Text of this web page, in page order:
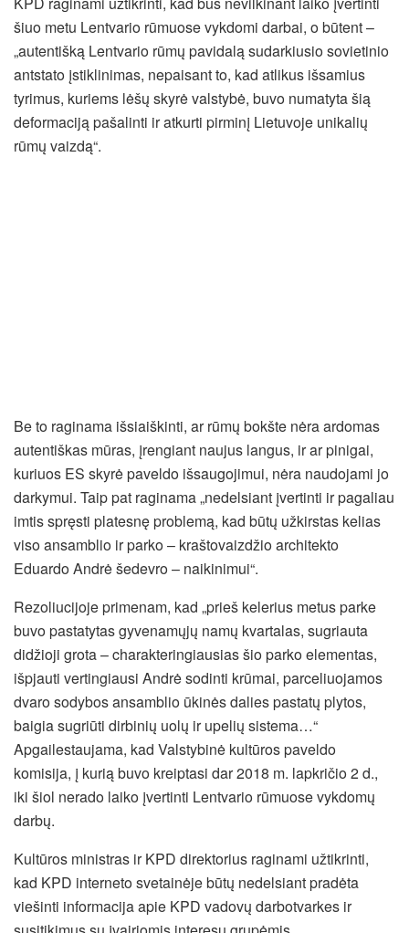
šiuo metu Lentvario rūmuose vykdomi darbai, o būtent –
„autentišką Lentvario rūmų pavidalą sudarkiusio sovietinio
antstato įstiklinimas, nepaisant to, kad atlikus išsamius
tyrimus, kuriems lėšų skyrė valstybė, buvo numatyta šią
deformaciją pašalinti ir atkurti pirminį Lietuvoje unikalių
rūmų vaizdą“.
Be to raginama išsiaiškinti, ar rūmų bokšte nėra ardomas
autentiškas mūras, įrengiant naujus langus, ir ar pinigai,
kuriuos ES skyrė paveldo išsaugojimui, nėra naudojami jo
darkymui. Taip pat raginama „nedelsiant įvertinti ir pagaliau
imtis spręsti platesnę problemą, kad būtų užkirstas kelias
viso ansamblio ir parko – kraštovaizdžio architekto
Eduardo Andrė šedevro – naikinimui“.
Rezoliucijoje primenam, kad „prieš kelerius metus parke
buvo pastatytas gyvenamųjų namų kvartalas, sugriauta
didžioji grota – charakteringiausias šio parko elementas,
išpjauti vertingiausi Andrė sodinti krūmai, parceliuojamos
dvaro sodybos ansamblio ūkinės dalies pastatų plytos,
baigia sugriūti dirbinių uolų ir upelių sistema…“
Apgailestaujama, kad Valstybinė kultūros paveldo
komisija, į kurią buvo kreiptasi dar 2018 m. lapkričio 2 d.,
iki šiol nerado laiko įvertinti Lentvario rūmuose vykdomų
darbų.
Kultūros ministras ir KPD direktorius raginami užtikrinti,
kad KPD interneto svetainėje būtų nedelsiant pradėta
viešinti informacija apie KPD vadovų darbotvarkes ir